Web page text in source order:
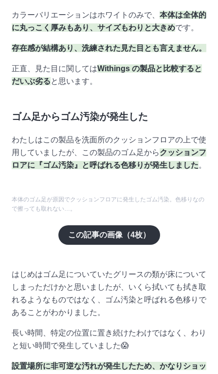
カラーバリエーションはホワイトのみで、 本体は全体的
に丸っこく厚みもあり、サイズもわりと大きめです。
存在感が結構あり、洗練された見た目とも言えません。
正直、見た目に関してはWithings の製品と比較すると
だいぶ劣ると思います。
ゴム足からゴム汚染が発生した
わたしはこの製品を洗面所のクッションフロアの上で使
用していましたが、この製品のゴム足からクッションフ
ロアに『ゴム汚染』と呼ばれる色移りが発生しました。
本体のゴム足が原因でクッションフロアに発生したゴム汚染。色移りなの
で擦っても取れない…。
この記事の画像（4枚）
はじめはゴム足についていたグリースの類が床について
しまっただけかと思いましたが、いくら拭いても拭き取
れるようなものではなく、ゴム汚染と呼ばれる色移りで
あることがわかりました。
長い時間、特定の位置に置き続けたわけではなく、わり
と短い時間で発生していました😱
設置場所に非可逆な汚れが発生したため、かなりショッ